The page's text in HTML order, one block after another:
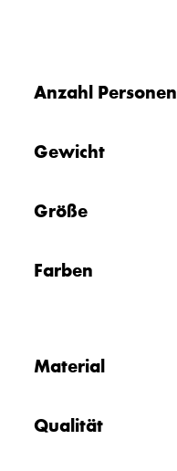
Anzahl Personen
Gewicht
Größe
Farben
Material
Qualität